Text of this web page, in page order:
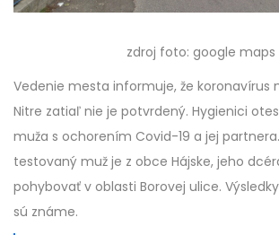
zdroj foto: google maps
Vedenie mesta informuje, že koronavírus
Nitre zatiaľ nie je potvrdený. Hygienici
muža s ochorením Covid-19 a jej
testovaný muž je z obce Hájske, jeho
pohybovať v oblasti Borovej ulice.
sú známe.